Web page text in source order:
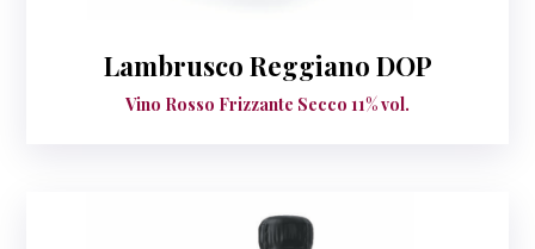
Lambrusco Reggiano DOP
Vino Rosso Frizzante Secco 11% vol.